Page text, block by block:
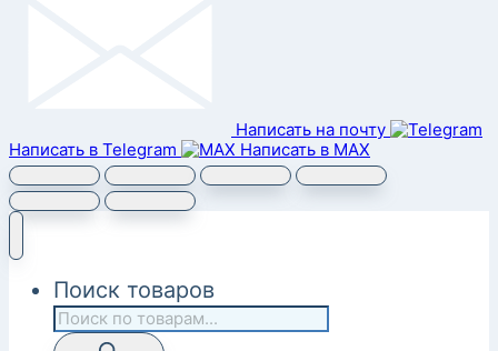
Написать на почту
Написать в Telegram
Написать в MAX
Поиск товаров